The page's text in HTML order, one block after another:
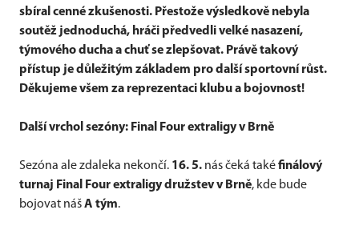
sbíral cenné zkušenosti. Přestože výsledkově nebyla
soutěž jednoduchá, hráči předvedli velké nasazení,
týmového ducha a chuť se zlepšovat. Právě takový
přístup je důležitým základem pro další sportovní růst.
Děkujeme všem za reprezentaci klubu a bojovnost!
Další vrchol sezóny: Final Four extraligy v Brně
Sezóna ale zdaleka nekončí. 16. 5. nás čeká takéfinálový
turnaj Final Four extraligy družstev v Brně, kde bude
bojovat nášA tým.